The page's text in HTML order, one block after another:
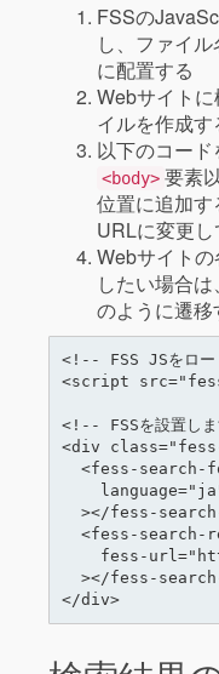
FSSの
し、ファイ
に配置する
Webサイト
イルを作成
以下のコー
<body> 要素
位置に追加
URLに変更
Webサイト
したい場合
のように遷
<!-- FSS JSをロ
<script
<!-- FSSを設置し
<div